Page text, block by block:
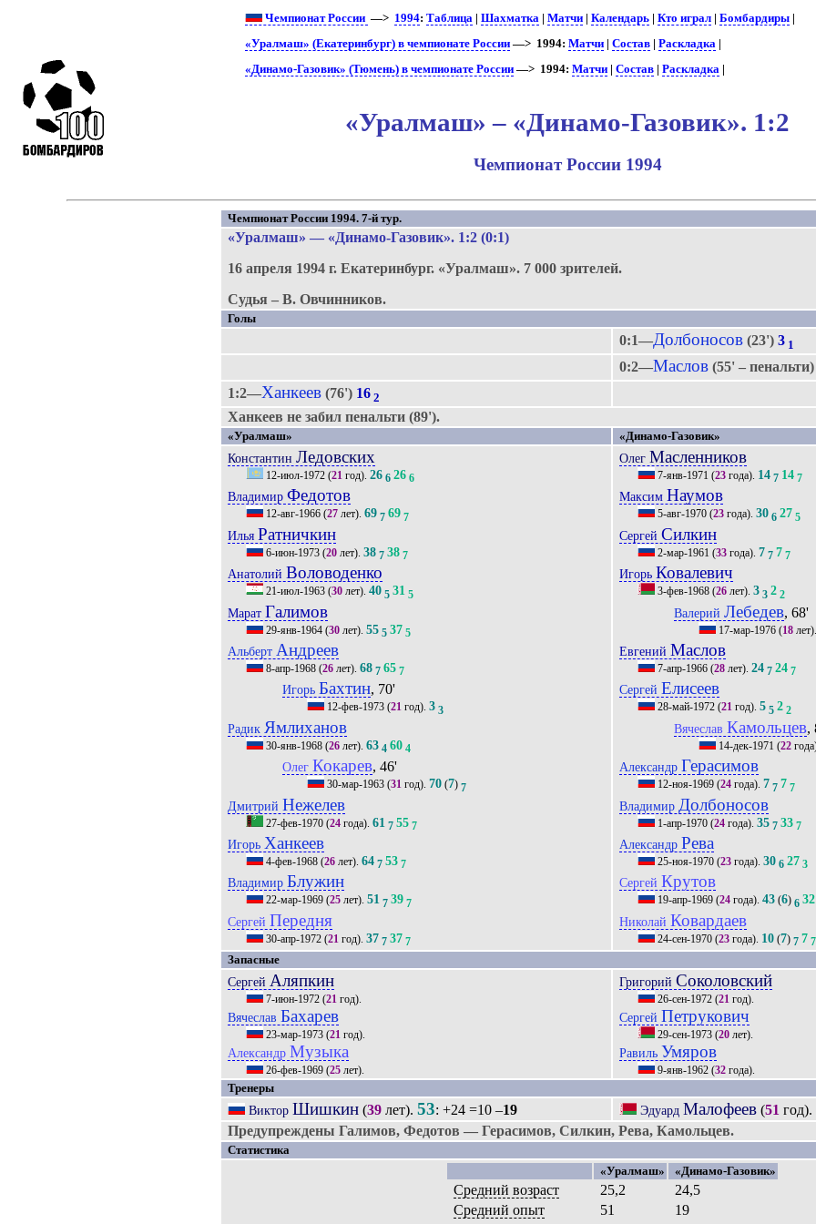
Чемпионат России —> 1994:Таблица |Шахматка |Матчи |Календарь |Кто играл |Бомбардиры
«Уралмаш» (Екатеринбург) в чемпионате России —> 1994:Матчи |Состав |Раскладка |
«Динамо-Газовик» (Тюмень) в чемпионате России —> 1994:Матчи |Состав |Раскладка |
«Уралмаш» – «Динамо-Газовик». 1:2
Чемпионат России 1994
Чемпионат России 1994. 7-й тур.
«Уралмаш» — «Динамо-Газовик». 1:2 (0:1)
16 апреля 1994 г.Екатеринбург. «Уралмаш». 7 000 зрителей.
Судья – В. Овчинников.
Голы
0:1—Долбоносов (23')3 1
0:2—Маслов (55' –
1:2—Ханкеев (76') 16 2
Ханкеев не забил пенальти (89').
«Уралмаш» «Динамо-Газовик»
КонстантинЛедовских
12-июл-1972 (21 год).26 6 26 6
ВладимирФедотов
12-авг-1966 (27 лет).69 7 69 7
Илья Ратничкин
6-июн-1973 (20 лет).38 7 38 7
Анатолий Воловоденко
21-июл-1963 (30 лет).40 5 31 5
Марат Галимов
29-янв-1964 (30 лет).55 5 37 5
Альберт Андреев
8-апр-1968 (26 лет).68 7 65 7
ИгорьБахтин, 70'
12-фев-1973(21год). 3 3
Радик Ямлиханов
30-янв-1968 (26 лет).63 4 60 4
Олег Кокарев, 46'
30-мар-1963(31год). 70(7) 7
Дмитрий Нежелев
27-фев-1970 (24 года).61 7 55 7
Игорь Ханкеев
4-фев-1968 (26 лет).64 7 53 7
ВладимирБлужин
22-мар-1969 (25 лет).51 7 39 7
Сергей Передня
30-апр-1972 (21 год).37 7 37 7
Олег Масленников
7-янв-1971 (23 года). 14 7 14 7
МаксимНаумов
5-авг-1970 (23 года).30 6 27 5
СергейСилкин
2-мар-1961 (33 года).7 7 7 7
Игорь Ковалевич
3-фев-1968 (26 лет).3 3 2 2
ВалерийЛебедев, 68'
17-мар-1976(18лет).
Евгений Маслов
7-апр-1966 (28 лет).24 7 24 7
СергейЕлисеев
28-май-1972 (21 год).5 5 2 2
Вячеслав Камольцев,
14-дек-1971 (22
Александр Герасимов
12-ноя-1969 (24 года).7 7 7 7
Владимир Долбоносов
1-апр-1970 (24 года).35 7 33 7
Александр Рева
25-ноя-1970 (23 года).30 6 27 3
СергейКрутов
19-апр-1969 (24 года).43 (6) 6 32
Николай Ковардаев
24-сен-1970 (23 года). 10 (7) 7 7 7
Запасные
Сергей Аляпкин
7-июн-1972 (21 год).
Вячеслав Бахарев
23-мар-1973 (21 год).
Александр Музыка
26-фев-1969 (25 лет).
ГригорийСоколовский
26-сен-1972 (21 год).
Сергей Петрукович
29-сен-1973 (20 лет).
Равиль Умяров
9-янв-1962 (32 года).
Тренеры
Виктор Шишкин (39 лет).53: +24 =10 –19 Эдуард Малофеев (51 год).
Предупреждены Галимов, Федотов — Герасимов, Силкин, Рева, Камольцев.
Статистика
«Уралмаш»
«Динамо-Газовик»
Средний возраст 25,2
24,5
Средний опыт
51
19